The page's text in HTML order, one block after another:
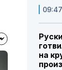
на